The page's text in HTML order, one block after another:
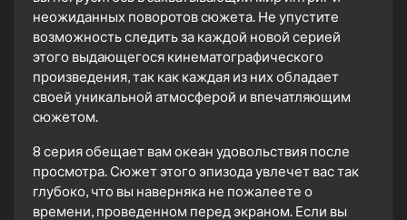
неожиданных поворотов сюжета. Не упустите
возможность следить за каждой новой серией
этого выдающегося кинематографического
произведения, так как каждая из них обладает
своей уникальной атмосферой и впечатляющим
сюжетом.
8 серия обещает вам океан удовольствия после
просмотра. Сюжет этого эпизода увлечет вас так
глубоко, что вы наверняка не пожалеете о
времени, проведенном перед экраном. Если вы